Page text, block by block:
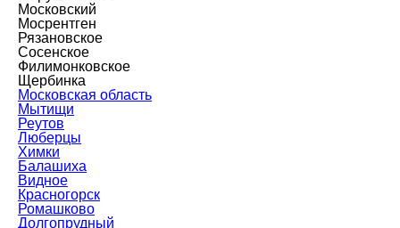
Московский
Мосрентген
Рязановское
Сосенское
Филимонковское
Щербинка
Московская область
Мытищи
Реутов
Люберцы
Химки
Балашиха
Видное
Красногорск
Ромашково
Долгопрудный